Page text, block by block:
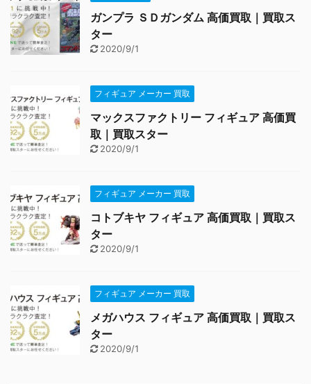
ガンプラ ＳＤガンダム 高価買取｜買取ス
ター
2020/9/1
フィギュア メーカー 買取
マックスファクトリー フィギュア 高価買
取｜買取スター
2020/9/1
フィギュア メーカー 買取
コトブキヤ フィギュア 高価買取｜買取ス
ター
2020/9/1
フィギュア メーカー 買取
メガハウス フィギュア 高価買取｜買取ス
ター
2020/9/1